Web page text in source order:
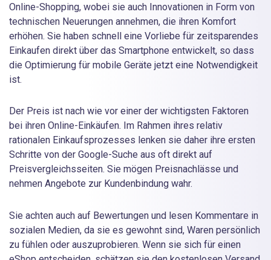
Online-Shopping, wobei sie auch Innovationen in Form von
technischen Neuerungen annehmen, die ihren Komfort
erhöhen. Sie haben schnell eine Vorliebe für zeitsparendes
Einkaufen direkt über das Smartphone entwickelt, so dass
die Optimierung für mobile Geräte jetzt eine Notwendigkeit
ist.
Der Preis ist nach wie vor einer der wichtigsten Faktoren
bei ihren Online-Einkäufen. Im Rahmen ihres relativ
rationalen Einkaufsprozesses lenken sie daher ihre ersten
Schritte von der Google-Suche aus oft direkt auf
Preisvergleichsseiten. Sie mögen Preisnachlässe und
nehmen Angebote zur Kundenbindung wahr.
Sie achten auch auf Bewertungen und lesen Kommentare in
sozialen Medien, da sie es gewohnt sind, Waren persönlich
zu fühlen oder auszuprobieren. Wenn sie sich für einen